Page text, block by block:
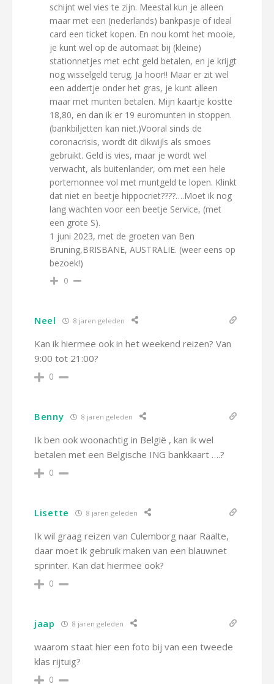
schijnt wel vies te zijn. Meestal kun je alleen
maar met een (nederlands) bankpasje of ideal
card een ticket kopen. En nou komt het mooie,
je kunt wel op de automaat bij (kleine)
stationnetjes met echt geld betalen, en je krijgt
nog wisselgeld terug. Ja hoor!! Maar er zit wel
een addertje onder het gras, je kunt alleen
maar met munten betalen. Mijn kaartje kostte
18,80, en dan ik er 19 euromunten in stoppen.
(bankbiljetten kan niet.)Vooral sinds de
coronacrisis, wordt dit dikwijls als smoes
gebruikt. Geld is vies, maar je wordt wel
verwacht, als buitenlander, om met een hele
portemonnee vol met muntgeld te lopen. Klinkt
dat niet en beetje hippocriet????….Moet ik nog
lang wachten voor een beetje Service, (met
een grote S).
1 juni 2023, met de groeten van Ben
Bruning,BRISBANE, AUSTRALIE. (weer eens op
bezoek!)
0
Neel 8 jaren geleden
Kan ik hiermee ook in het weekend reizen? Van
9:00 tot 21:00?
0
Benny 8 jaren geleden
Ik ben ook woonachtig in België , kan ik wel
betalen met een Belgische ING bankkaart ….?
0
Lisette 8 jaren geleden
Ik wil graag reizen van Culemborg naar Raalte,
daar moet ik gebruik maken van een blauwnet
sprinter. Kan dat hiermee ook?
0
jaap 8 jaren geleden
waarom staat hier een foto bij van een tweede
klas rijtuig?
0